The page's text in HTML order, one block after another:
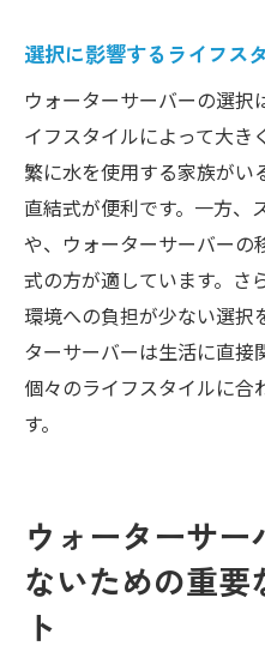
選択に影響するライフス
ウォーターサーバーの選択
イフスタイルによって大き
繁に水を使用する家族がい
直結式が便利です。一方、
や、ウォーターサーバーの
式の方が適しています。さ
環境への負担が少ない選択
ターサーバーは生活に直接
個々のライフスタイルに合
す。
ウォーターサー
ないための重要
ト